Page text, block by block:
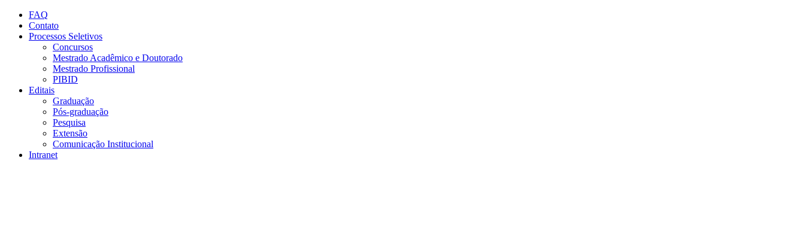
Conteúdo principal
FAQ
Contato
Processos Seletivos
Concursos
Mestrado Acadêmico e Doutorado
Mestrado Profissional
PIBID
Editais
Graduação
Pós-graduação
Pesquisa
Extensão
Comunicação Institucional
Intranet